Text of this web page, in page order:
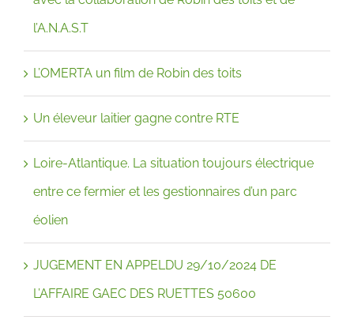
l’A.N.A.S.T
L’OMERTA un film de Robin des toits
Un éleveur laitier gagne contre RTE
Loire-Atlantique. La situation toujours électrique
entre ce fermier et les gestionnaires d’un parc
éolien
JUGEMENT EN APPELDU 29/10/2024 DE
L’AFFAIRE GAEC DES RUETTES 50600